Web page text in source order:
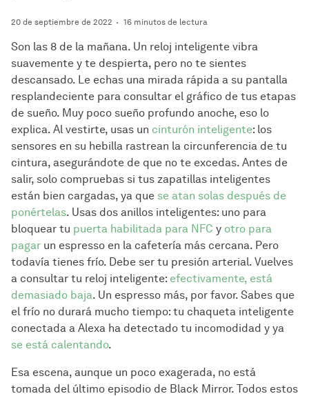
20 de septiembre de 2022 16 minutos de lectura
Son las 8 de la mañana. Un reloj inteligente vibra
suavemente y te despierta, pero no te sientes
descansado. Le echas una mirada rápida a su pantalla
resplandeciente para consultar el gráfico de tus etapas
de sueño. Muy poco sueño profundo anoche, eso lo
explica. Al vestirte, usas un cinturón inteligente: los
sensores en su hebilla rastrean la circunferencia de tu
cintura, asegurándote de que no te excedas. Antes de
salir, solo compruebas si tus zapatillas inteligentes
están bien cargadas, ya que se atan solas después de
ponértelas. Usas dos anillos inteligentes: uno para
bloquear tu puerta habilitada para NFC y otro para
pagar un espresso en la cafetería más cercana. Pero
todavía tienes frío. Debe ser tu presión arterial. Vuelves
a consultar tu reloj inteligente: efectivamente, está
demasiado baja. Un espresso más, por favor. Sabes que
el frío no durará mucho tiempo: tu chaqueta inteligente
conectada a Alexa ha detectado tu incomodidad y ya
se está calentando.
Esa escena, aunque un poco exagerada, no está
tomada del último episodio de Black Mirror. Todos estos